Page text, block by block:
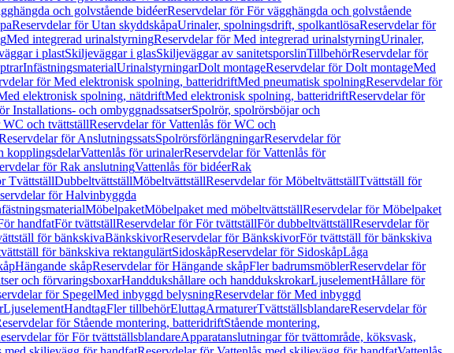
och golvstående bidéerReservdelar för För vägghängda och golvstående
Reservdelar för Utan skyddskåpaUrinaler, spolningsdrift, spolkantlösaReservdelar för
Med integrerad urinalstyrningReservdelar för Med integrerad urinalstyrningUrinaler,
i plastSkiljeväggar i glasSkiljeväggar av sanitetsporslinTillbehörReservdelar för
InfästningsmaterialUrinalstyrningarDolt montageReservdelar för Dolt montageMed
för Med elektronisk spolning, batteridriftMed pneumatisk spolningReservdelar för
elektronisk spolning, nätdriftMed elektronisk spolning, batteridriftReservdelar för
Installations- och ombyggnadssatserSpolrör, spolrörsböjar och
WC och tvättställReservdelar för Vattenlås för WC och
för AnslutningssatsSpolrörsförlängningarReservdelar för
kopplingsdelarVattenlås för urinalerReservdelar för Vattenlås för
för Rak anslutningVattenlås för bidéerRak
TvättställDubbeltvättställMöbeltvättställReservdelar för MöbeltvättställTvättställ för
för Halvinbyggda
MöbelpaketMöbelpaket med möbeltvättställReservdelar för Möbelpaket
handfatFör tvättställReservdelar för För tvättställFör dubbeltvättställReservdelar för
för bänkskivaBänkskivorReservdelar för BänkskivorFör tvättställ för bänkskiva
för bänkskiva rektangulärtSidoskåpReservdelar för SidoskåpLåga
Hängande skåpReservdelar för Hängande skåpFler badrumsmöblerReservdelar för
och förvaringsboxarHanddukshållare och handdukskrokarLjuselementHållare för
för SpegelMed inbyggd belysningReservdelar för Med inbyggd
LjuselementHandtagFler tillbehörEluttagArmaturerTvättställsblandareReservdelar för
för Stående montering, batteridriftStående montering,
för För tvättställsblandareApparatanslutningar för tvättområde, köksvask,